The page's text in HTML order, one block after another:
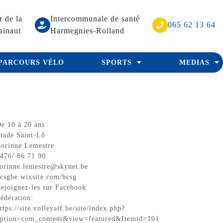
de la
Intercommunale de santé
Harmegnies-Rolland
065 62 13 64
VÉLO SPORTS MEDIAS
10 à 20 ans
Saint-Lô
Lemestre
86 71 90
bcsg
les sur Facebook
site.volleyaif.be/site/index.php?